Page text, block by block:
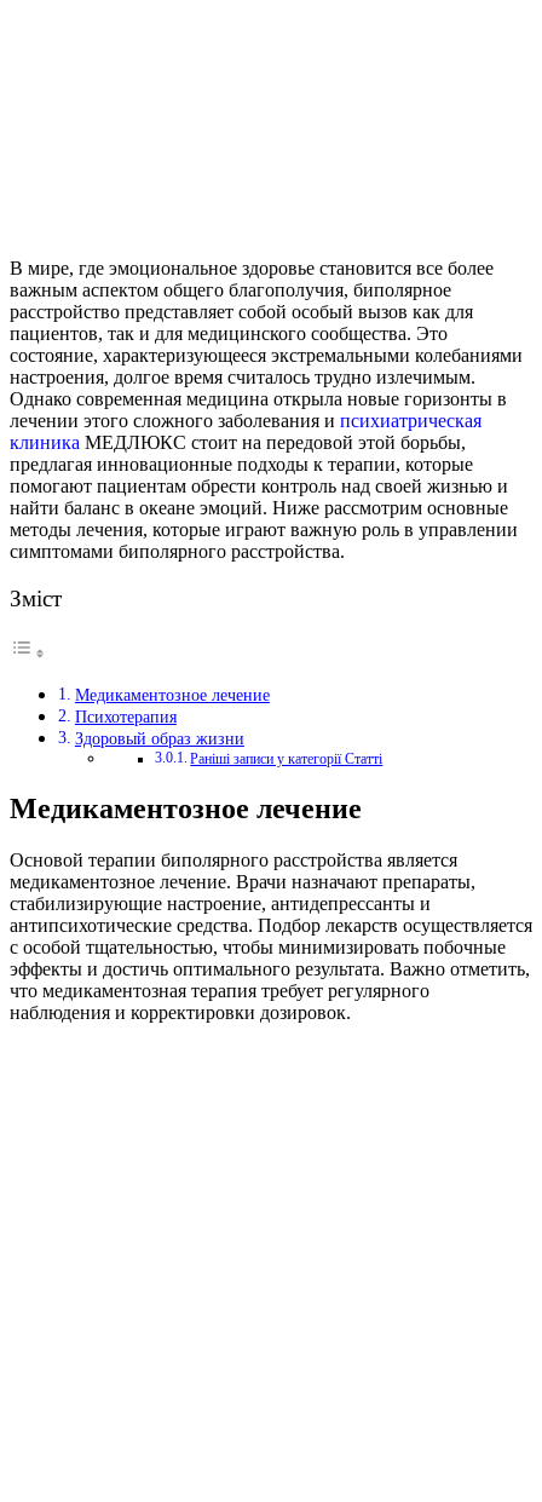
В мире, где эмоциональное здоровье становится все более
важным аспектом общего благополучия, биполярное
расстройство представляет собой особый вызов как для
пациентов, так и для медицинского сообщества. Это
состояние, характеризующееся экстремальными колебаниями
настроения, долгое время считалось трудно излечимым.
Однако современная медицина открыла новые горизонты в
лечении этого сложного заболевания и психиатрическая
клиника МЕДЛЮКС стоит на передовой этой борьбы,
предлагая инновационные подходы к терапии, которые
помогают пациентам обрести контроль над своей жизнью и
найти баланс в океане эмоций. Ниже рассмотрим основные
методы лечения, которые играют важную роль в управлении
симптомами биполярного расстройства.
Зміст
Медикаментозное лечение
Психотерапия
Здоровый образ жизни
Раніші записи у категорії Статті
Медикаментозное лечение
Основой терапии биполярного расстройства является
медикаментозное лечение. Врачи назначают препараты,
стабилизирующие настроение, антидепрессанты и
антипсихотические средства. Подбор лекарств осуществляется
с особой тщательностью, чтобы минимизировать побочные
эффекты и достичь оптимального результата. Важно отметить,
что медикаментозная терапия требует регулярного
наблюдения и корректировки дозировок.